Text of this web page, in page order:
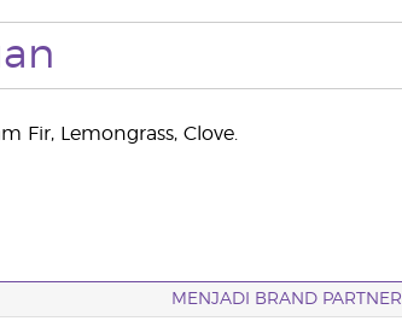
Fir, Lemongrass, Clove.
MENJADI BRAND PARTNER